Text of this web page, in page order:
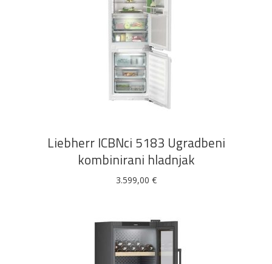
DODAJ U KOŠARICU
Liebherr ICBNci 5183 Ugradbeni
kombinirani hladnjak
3.599,00 €